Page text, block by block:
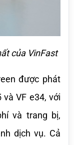
của VinFast
được phát
VF e34, với
và trang bị,
dịch vụ. Cả